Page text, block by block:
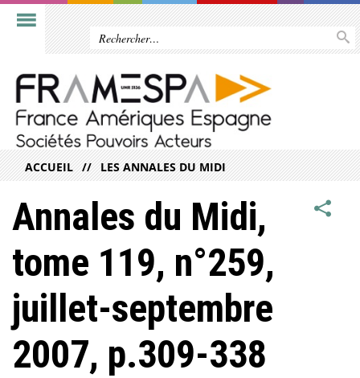
ACCUEIL LES ANNALES DU MIDI
Annales du Midi,
tome 119, n°259,
juillet-septembre
2007, p.309-338